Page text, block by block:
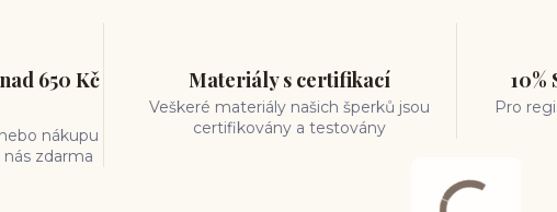
650 Kč
nákupu
zdarma
Materiály s certifikací
Veškeré materiály našich šperků jsou
certifikovány a testovány
10%
Pro